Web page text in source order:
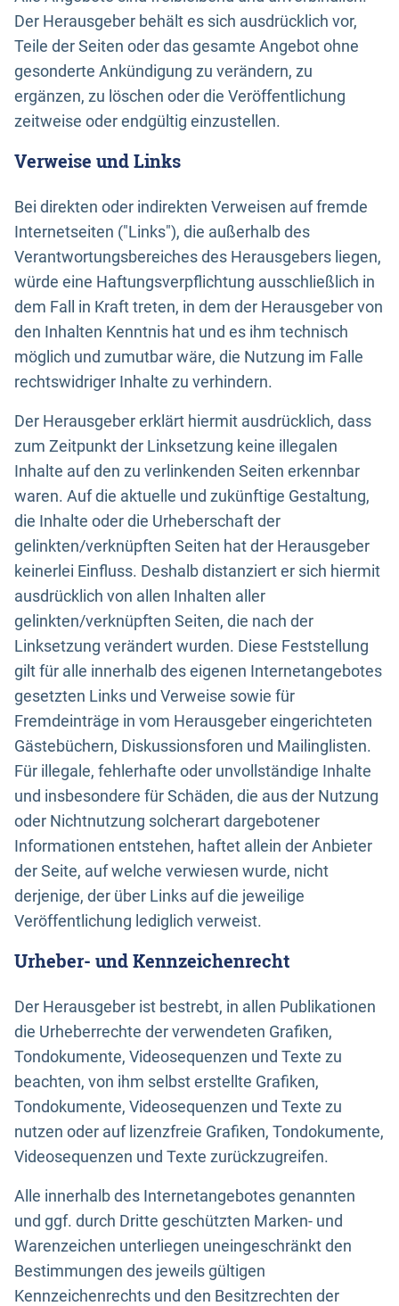
Der Herausgeber behält es sich ausdrücklich vor,
Teile der Seiten oder das gesamte Angebot ohne
gesonderte Ankündigung zu verändern, zu
ergänzen, zu löschen oder die Veröffentlichung
zeitweise oder endgültig einzustellen.
Verweise und Links
Bei direkten oder indirekten Verweisen auf fremde
Internetseiten ("Links"), die außerhalb des
Verantwortungsbereiches des Herausgebers liegen,
würde eine Haftungsverpflichtung ausschließlich in
dem Fall in Kraft treten, in dem der Herausgeber von
den Inhalten Kenntnis hat und es ihm technisch
möglich und zumutbar wäre, die Nutzung im Falle
rechtswidriger Inhalte zu verhindern.
Der Herausgeber erklärt hiermit ausdrücklich, dass
zum Zeitpunkt der Linksetzung keine illegalen
Inhalte auf den zu verlinkenden Seiten erkennbar
waren. Auf die aktuelle und zukünftige Gestaltung,
die Inhalte oder die Urheberschaft der
gelinkten/verknüpften Seiten hat der Herausgeber
keinerlei Einfluss. Deshalb distanziert er sich hiermit
ausdrücklich von allen Inhalten aller
gelinkten/verknüpften Seiten, die nach der
Linksetzung verändert wurden. Diese Feststellung
gilt für alle innerhalb des eigenen Internetangebotes
gesetzten Links und Verweise sowie für
Fremdeinträge in vom Herausgeber eingerichteten
Gästebüchern, Diskussionsforen und Mailinglisten.
Für illegale, fehlerhafte oder unvollständige Inhalte
und insbesondere für Schäden, die aus der Nutzung
oder Nichtnutzung solcherart dargebotener
Informationen entstehen, haftet allein der Anbieter
der Seite, auf welche verwiesen wurde, nicht
derjenige, der über Links auf die jeweilige
Veröffentlichung lediglich verweist.
Urheber- und Kennzeichenrecht
Der Herausgeber ist bestrebt, in allen Publikationen
die Urheberrechte der verwendeten Grafiken,
Tondokumente, Videosequenzen und Texte zu
beachten, von ihm selbst erstellte Grafiken,
Tondokumente, Videosequenzen und Texte zu
nutzen oder auf lizenzfreie Grafiken, Tondokumente,
Videosequenzen und Texte zurückzugreifen.
Alle innerhalb des Internetangebotes genannten
und ggf. durch Dritte geschützten Marken- und
Warenzeichen unterliegen uneingeschränkt den
Bestimmungen des jeweils gültigen
Kennzeichenrechts und den Besitzrechten der